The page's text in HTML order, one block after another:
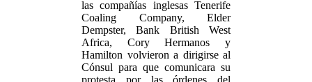
las compañías inglesas Tenerife
Coaling Company, Elder
Dempster, Bank British West
Africa, Cory Hermanos y
Hamilton volvieron a dirigirse al
Cónsul para que comunicara su
protesta por las órdenes del